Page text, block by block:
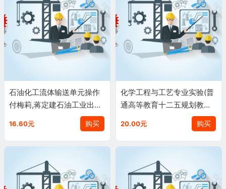
石油化工流体输送单元操作
付梅莉,蒋定建石油工业出版
16.60元 购买
化学工程与工艺专业实验(普
通高等教育十二五规划教材)
李岩梅(编者)978751141345
20.00元 购买